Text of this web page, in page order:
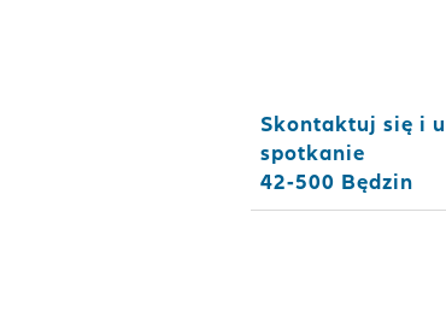
Skontaktuj się i
spotkanie
42-500 Będzin